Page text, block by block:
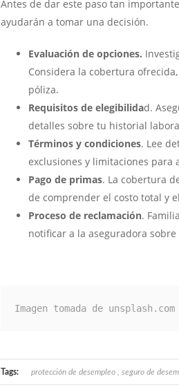
Antes de dar este paso tan
ayudarán a tomar una decisión.
Evaluación de opciones.
Considera la cobertura
póliza.
Requisitos de elegibilidad.
detalles sobre tu historial
Términos y condiciones. Lee
exclusiones y limitaciones para
Pago de primas. La cobertura
de comprender el costo total y
Proceso de reclamación.
notificar a la aseguradora
Imagen tomada de unsplash.com
Tags: protección de desempleo seguro de